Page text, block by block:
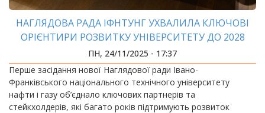
НАГЛЯДОВА РАДА ІФНТУНГ УХВАЛИЛА КЛЮЧОВІ
ОРІЄНТИРИ РОЗВИТКУ УНІВЕРСИТЕТУ ДО 2028
РОКУ
ПН, 24/11/2025 - 17:37
Перше засідання нової Наглядової ради Івано-
Франківського національного технічного університету
нафти і газу об’єднало ключових партнерів та
стейкхолдерів, які багато років підтримують розвиток